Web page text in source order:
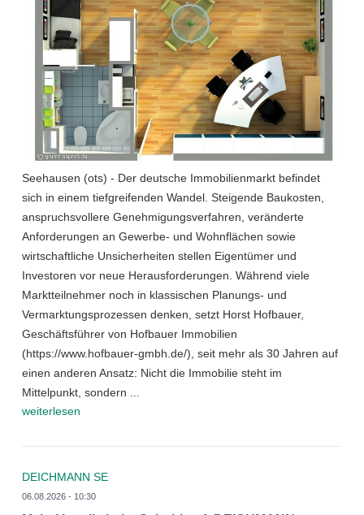
Seehausen (ots) - Der deutsche Immobilienmarkt befindet
sich in einem tiefgreifenden Wandel. Steigende Baukosten,
anspruchsvollere Genehmigungsverfahren, veränderte
Anforderungen an Gewerbe- und Wohnflächen sowie
wirtschaftliche Unsicherheiten stellen Eigentümer und
Investoren vor neue Herausforderungen. Während viele
Marktteilnehmer noch in klassischen Planungs- und
Vermarktungsprozessen denken, setzt Horst Hofbauer,
Geschäftsführer von Hofbauer Immobilien
(https://www.hofbauer-gmbh.de/), seit mehr als 30 Jahren auf
einen anderen Ansatz: Nicht die Immobilie steht im
Mittelpunkt, sondern ...
weiterlesen
DEICHMANN SE
06.08.2026 - 10:30